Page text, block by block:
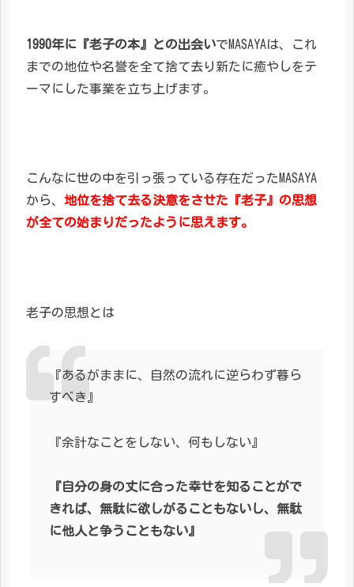
1990年に『老子の本』との出会いでMASAYAは、これ
までの地位や名誉を全て捨て去り新たに癒やしをテ
ーマにした事業を立ち上げます。
こんなに世の中を引っ張っている存在だったMASAYA
から、 地位を捨て去る決意をさせた『老子』の思想
が全ての始まりだったように思えます。
老子の思想とは
『あるがままに、自然の流れに逆らわず暮ら
すべき』
『余計なことをしない、何もしない』
『自分の身の丈に合った幸せを知ることがで
きれば、無駄に欲しがることもないし、無駄
に他人と争うこともない』